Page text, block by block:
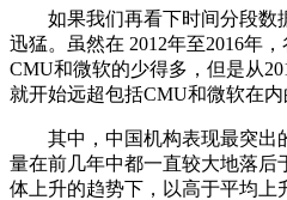
如果我们再看下时间分段数
迅猛。虽然在 2012年至2016年
CMU和微软的少得多，但是从
就开始远超包括CMU和微软在内
其中，中国机构表现最突出
量在前几年中都一直较大地落后
体上升的趋势下，以高于平均上